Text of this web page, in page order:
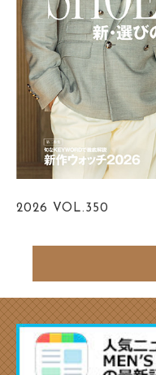
2026 VOL.350